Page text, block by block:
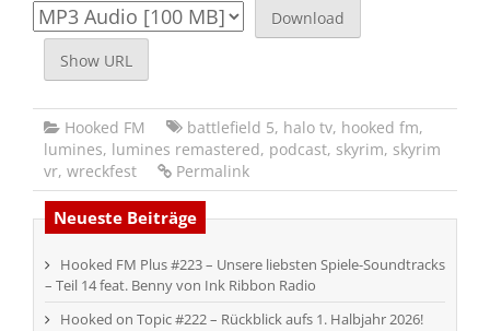
Download
Show URL
Hooked FM battlefield 5, halo tv, hooked fm,
lumines, lumines remastered, podcast, skyrim, skyrim
vr, wreckfest Permalink
Neueste Beiträge
Hooked FM Plus #223 – Unsere liebsten Spiele-Soundtracks
– Teil 14 feat. Benny von Ink Ribbon Radio
Hooked on Topic #222 – Rückblick aufs 1. Halbjahr 2026!